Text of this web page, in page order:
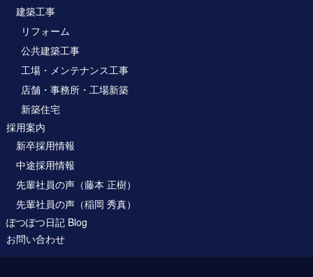
建築工事
リフォーム
公共建築工事
工場・メンテナンス工事
店舗・事務所・工場新築
新築住宅
採用案内
新卒採用情報
中途採用情報
先輩社員の声（藤本 正樹）
先輩社員の声（稲岡 秀真）
ぽつぽつ日記 Blog
お問い合わせ